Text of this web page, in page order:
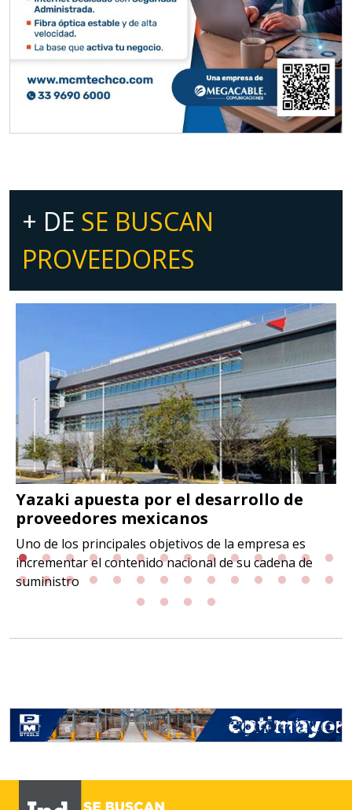
+ DE SE BUSCAN
PROVEEDORES
Yazaki apuesta por el desarrollo de
proveedores mexicanos
Uno de los principales objetivos de la empresa es
incrementar el contenido nacional de su cadena de
suministro